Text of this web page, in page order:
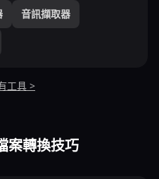
音訊擷取器
工具 >
案轉換技巧